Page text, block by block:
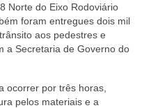
Norte do Eixo Rodoviário
foram entregues dois mil
aos pedestres e
a Secretaria de Governo do
ocorrer por três horas,
pelos materiais e a